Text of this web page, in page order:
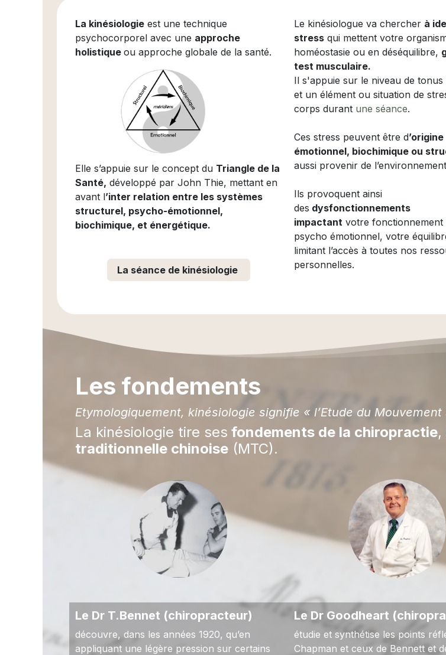
Le kinésiologue va chercher à
stress qui mettent votre
homéostasie ou en déséquilibre,
test musculaire.
Il s'appuie sur le niveau de tonus
et un élément ou situation de
corps durant une séance.
Ces stress peuvent être d’origine
émotionnel, biochimique ou
aussi provenir de
Ils provoquent ainsi
des dysfonctionnements
impactant votre
psycho émotionnel, votre
limitant l’accès à toutes nos
personnelles.
La kinésiologie est une technique
psychocorporel avec une approche
holistique ou approche globale de la santé.
Elle s’appuie sur le concept du Triangle de la
Santé, développé par John Thie, mettant en
avant l’inter relation entre les systèmes
structurel, psycho-émotionnel,
biochimique, et énergétique.
La séance de kinésiologie
Le Dr T.Bennet (chiropracteur)
découvre, dans les années 1920, qu’en
appliquant une légère pression sur certains
Le Dr Goodheart
étudie et synthétise les points
Chapman et ceux de Bennett et
Les fondements
Etymologiquement, kinésiologie signifie « l’Etude du
La kinésiologie tire ses fondements de la chiropractie
traditionnelle chinoise (MTC).